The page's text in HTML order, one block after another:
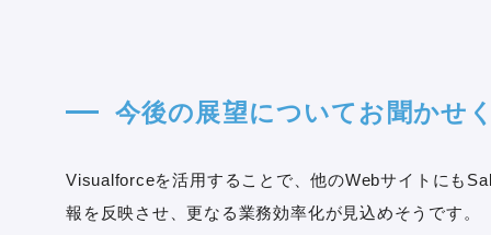
今後の展望についてお聞かせ
Visualforceを活用することで、他のWebサイトにも
報を反映させ、更なる業務効率化が見込めそうです。